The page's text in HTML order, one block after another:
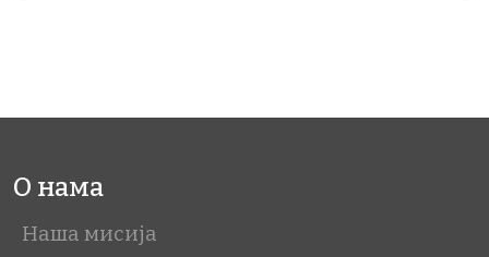
О нама
Наша мисија